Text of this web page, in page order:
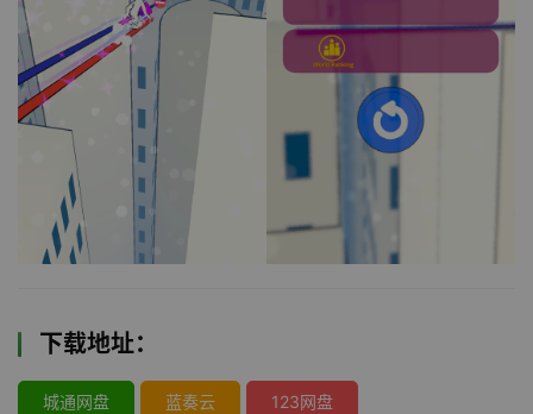
下载地址：
城通网盘 蓝奏云 123网盘